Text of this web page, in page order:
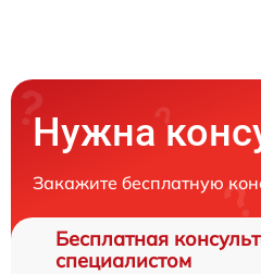
Нужна
Закажите бесплатную
Бесплатная
специалистом